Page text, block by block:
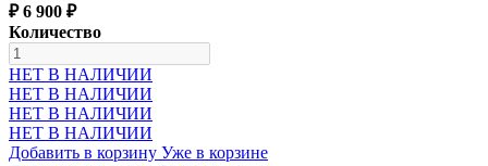
₽ 6 900 ₽
Количество
НЕТ В НАЛИЧИИ
НЕТ В НАЛИЧИИ
НЕТ В НАЛИЧИИ
НЕТ В НАЛИЧИИ
Добавить в корзину Уже в корзине